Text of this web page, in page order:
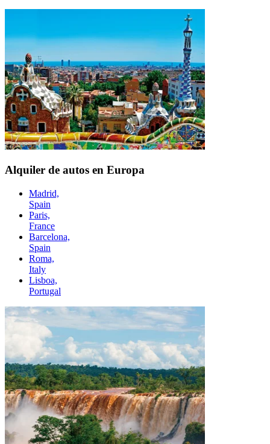
Alquiler de autos en Europa
Madrid,
Spain
Paris,
France
Barcelona,
Spain
Roma,
Italy
Lisboa,
Portugal